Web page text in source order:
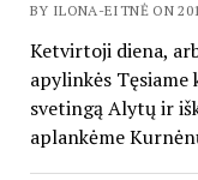
BY ILONA-EITNĖ ON
Ketvirtoji diena,
apylinkės
svetingą Alytų ir
aplankėme